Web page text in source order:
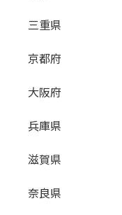
三重県
京都府
大阪府
兵庫県
滋賀県
奈良県